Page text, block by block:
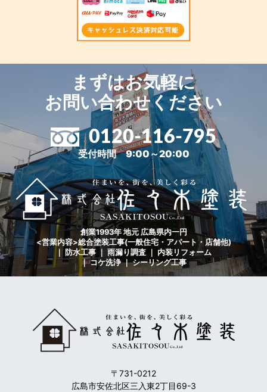
まずはお気軽に
お問い合わせください
0120-116-795
受付時間 9:00～20:00
創業1993年 地元 広島県内一円
<営業内容>総合塗装工事(一般住宅・アパート・店舗他)
｜ 防水工事 ｜ 雨漏り調査 ｜ 内装リフォーム
｜ コケ洗浄 ｜ シーリング工事
〒731-0212
広島市安佐北区三入東2丁目69-3